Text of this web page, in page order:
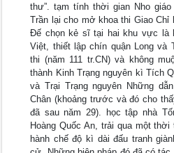
thư”. tạm tính thời gian Nho
Trần lại cho mở khoa thi Giao
Đế chọn kẻ sĩ tại hai khu vực là
Việt, thiết lập chín quận Long và
thi (năm 111 tr.CN) và không
thành Kinh Trạng nguyên kì Tích
và Trại Trạng nguyên Những
Chân (khoảng trước và đó cho
đã sau năm 29). học tập nhà
Hoàng Quốc An, trải qua một
hành chế độ kì dài đấu tranh